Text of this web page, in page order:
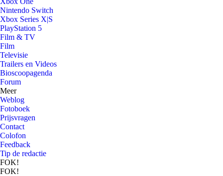
Nintendo Switch
Xbox Series X|S
PlayStation 5
Film & TV
Film
Televisie
Trailers en Videos
Bioscoopagenda
Forum
Meer
Weblog
Fotoboek
Prijsvragen
Contact
Colofon
Feedback
Tip de redactie
FOK!
FOK!